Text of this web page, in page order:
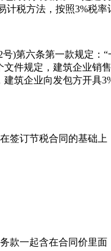
税方法，按照3%税率
第六条第一款规定：
件规定，建筑企业销
筑企业向发包方开具
订节税合同的基础上
一起含在合同价里面